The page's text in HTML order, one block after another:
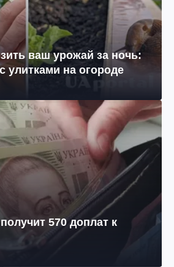
ваш урожай за ночь:
улитками на огороде
570 доплат к